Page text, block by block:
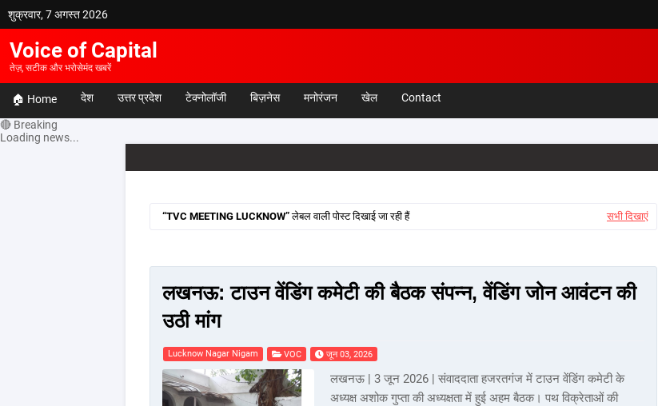
शुक्रवार, 7 अगस्त 2026
Voice of Capital
तेज़, सटीक और भरोसेमंद खबरें
🏠 Home देश उत्तर प्रदेश टेक्नोलॉजी बिज़नेस मनोरंजन खेल Contact
🔴 Breaking
Loading news...
TVC MEETING LUCKNOW लेबल वाली पोस्ट दिखाई जा रही हैं सभी दिखाएं
लखनऊ: टाउन वेंडिंग कमेटी की बैठक संपन्न, वेंडिंग जोन आवंटन की
उठी मांग
Lucknow Nagar Nigam VOC जून 03, 2026
लखनऊ | 3 जून 2026 | संवाददाता हजरतगंज में टाउन वेंडिंग कमेटी के
अध्यक्ष अशोक गुप्ता की अध्यक्षता में हुई अहम बैठक। पथ विक्रेताओं की